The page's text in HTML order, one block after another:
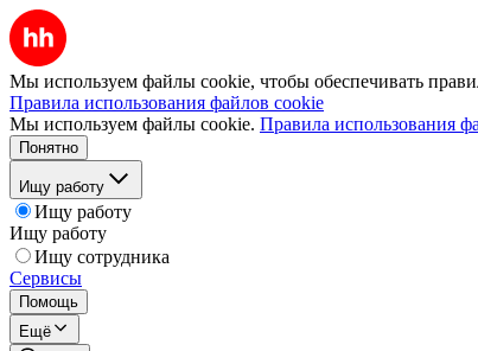
Мы используем файлы cookie, чтобы обеспечивать
Правила использования файлов cookie
Мы используем файлы cookie. Правила использования
Понятно
Ищу работу
Ищу работу
Ищу работу
Ищу сотрудника
Сервисы
Помощь
Ещё